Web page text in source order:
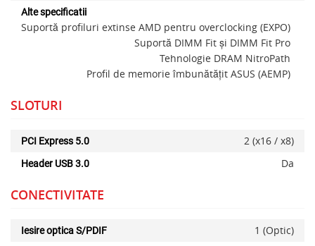
Alte specificatii
Suportă profiluri extinse AMD pentru overclocking (EXPO)
Suportă DIMM Fit și DIMM Fit Pro
Tehnologie DRAM NitroPath
Profil de memorie îmbunătățit ASUS (AEMP)
SLOTURI
PCI Express 5.0 2 (x16 / x8)
Header USB 3.0 Da
CONECTIVITATE
Iesire optica S/PDIF
1 (Optic)
x